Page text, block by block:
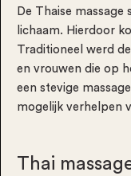
De Thaise
lichaam. Hierdoor
Traditioneel werd
en vrouwen die op
een stevige
mogelijk verhelpen
Thai